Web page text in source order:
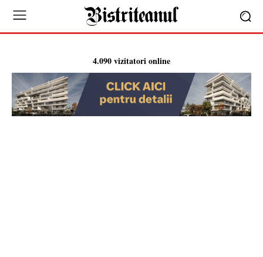
4.090 vizitatori online